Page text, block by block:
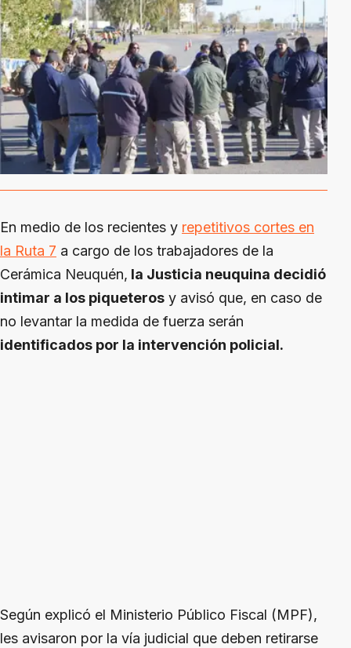
En medio de los recientes y repetitivos cortes en
la Ruta 7 a cargo de los trabajadores de la
Cerámica Neuquén, la Justicia neuquina decidió
intimar a los piqueteros y avisó que, en caso de
no levantar la medida de fuerza serán
identificados por la intervención policial.
Según explicó el Ministerio Público Fiscal (MPF),
les avisaron por la vía judicial que deben retirarse